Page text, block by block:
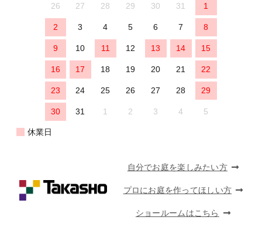
26 27 28 29 30 31 1
2 3 4 5 6 7 8
9 10 11 12 13 14 15
16 17 18 19 20 21 22
23 24 25 26 27 28 29
30 31 1 2 3 4 5
休業日
自分でお庭を楽しみたい方
プロにお庭を作ってほしい方
ショールームはこちら